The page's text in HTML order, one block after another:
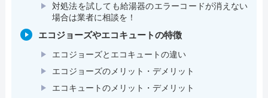
対処法を試しても給湯器のエラーコードが消えない
場合は業者に相談を！
エコジョーズやエコキュートの特徴
エコジョーズとエコキュートの違い
エコジョーズのメリット・デメリット
エコキュートのメリット・デメリット